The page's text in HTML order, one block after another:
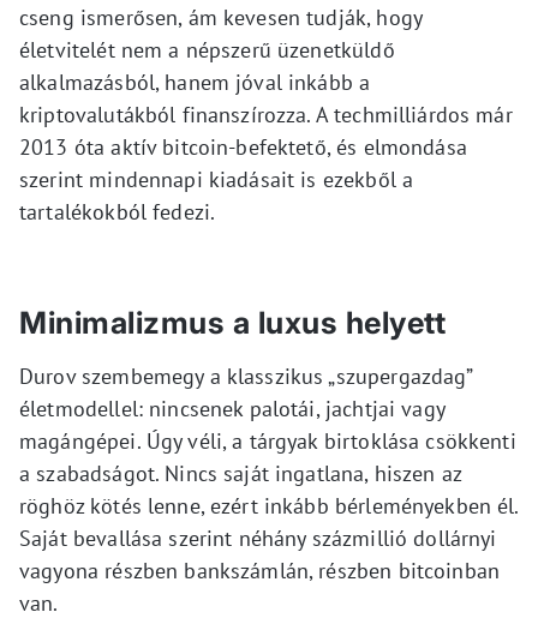
cseng ismerősen, ám kevesen tudják, hogy
életvitelét nem a népszerű üzenetküldő
alkalmazásból, hanem jóval inkább a
kriptovalutákból finanszírozza. A techmilliárdos már
2013 óta aktív bitcoin-befektető, és elmondása
szerint mindennapi kiadásait is ezekből a
tartalékokból fedezi.
Minimalizmus a luxus helyett
Durov szembemegy a klasszikus „szupergazdag”
életmodellel: nincsenek palotái, jachtjai vagy
magángépei. Úgy véli, a tárgyak birtoklása csökkenti
a szabadságot. Nincs saját ingatlana, hiszen az
röghöz kötés lenne, ezért inkább bérleményekben él.
Saját bevallása szerint néhány százmillió dollárnyi
vagyona részben bankszámlán, részben bitcoinban
van.